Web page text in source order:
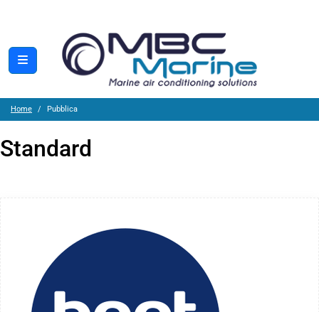
Home Pubblica
Standard